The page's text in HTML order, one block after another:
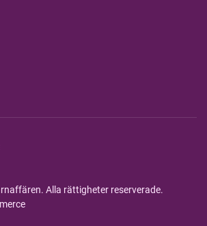
Alla rättigheter reserverade.